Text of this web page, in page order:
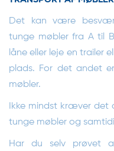
Det kan være
tunge møbler fra A til
låne eller leje en trailer
plads. For det andet
møbler.
Ikke mindst kræver
tunge møbler og
Har du selv prøvet